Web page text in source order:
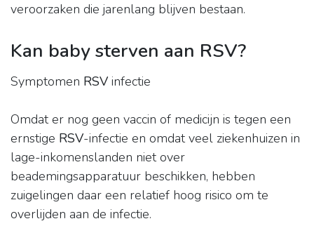
veroorzaken die jarenlang blijven bestaan.
Kan baby sterven aan RSV?
Symptomen RSV infectie
Omdat er nog geen vaccin of medicijn is tegen een
ernstige RSV-infectie en omdat veel ziekenhuizen in
lage-inkomenslanden niet over
beademingsapparatuur beschikken, hebben
zuigelingen daar een relatief hoog risico om te
overlijden aan de infectie.